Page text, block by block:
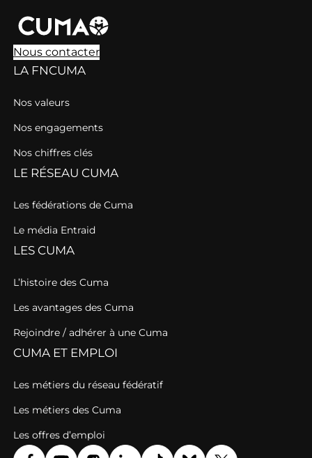
Nous contacter
LA FNCUMA
Nos valeurs
Nos engagements
Nos chiffres clés
LE RÉSEAU CUMA
Les fédérations de Cuma
Le média Entraid
LES CUMA
L’histoire des Cuma
Les avantages des Cuma
Rejoindre / adhérer à une Cuma
CUMA ET EMPLOI
Les métiers du réseau fédératif
Les métiers des Cuma
Les offres d’emploi